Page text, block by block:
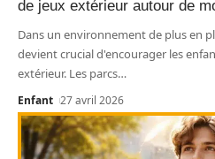
de jeux extérieur autour de
Dans un environnement de plus en
devient crucial d'encourager les
extérieur. Les parcs…
Enfant 27 avril 2026